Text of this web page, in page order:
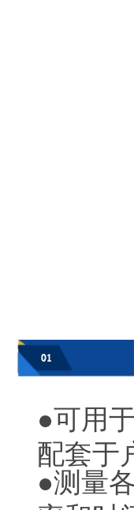
●可用
配套于
●测量